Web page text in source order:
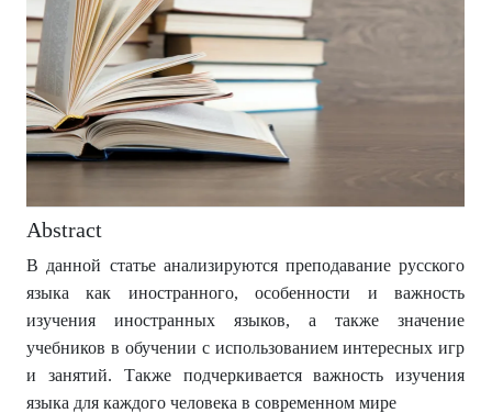
Abstract
В данной статье анализируются преподавание русского
языка как иностранного, особенности и важность
изучения иностранных языков, а также значение
учебников в обучении с использованием интересных игр
и занятий. Также подчеркивается важность изучения
языка для каждого человека в современном мире